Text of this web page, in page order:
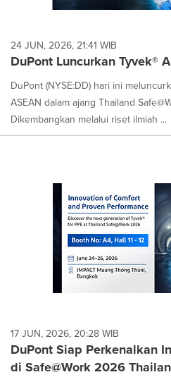
24 JUN, 2026, 21:41 WIB
DuPont Luncurkan Tyvek®
DuPont (NYSE:DD) hari ini
ASEAN dalam ajang Thailand
Dikembangkan melalui riset ilmiah ...
17 JUN, 2026, 20:28 WIB
DuPont Siap Perkenalkan
di Safe@Work 2026